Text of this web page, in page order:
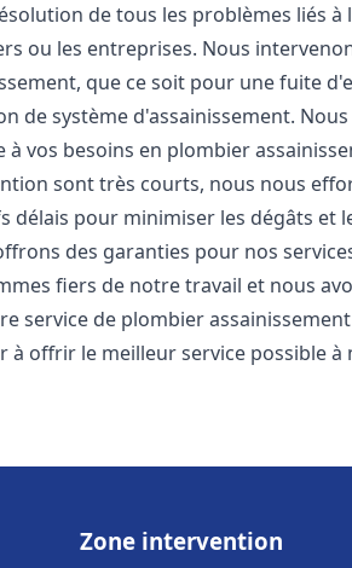
de tous les problèmes liés
ou les entreprises. Nous
que ce soit pour une fuite
de système d'assainissement.
à vos besoins en plombier
sont très courts, nous nous
délais pour minimiser les dégâts
des garanties pour nos
fiers de notre travail et nous
service de plombier assainissement
à offrir le meilleur service possible
Zone intervention